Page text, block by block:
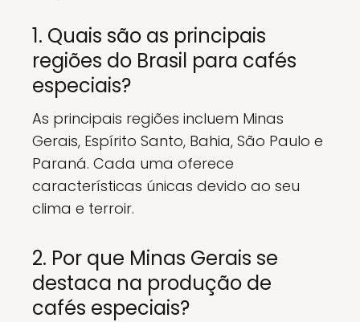
1. Quais são as principais
regiões do Brasil para cafés
especiais?
As principais regiões incluem Minas
Gerais, Espírito Santo, Bahia, São Paulo e
Paraná. Cada uma oferece
características únicas devido ao seu
clima e terroir.
2. Por que Minas Gerais se
destaca na produção de
cafés especiais?